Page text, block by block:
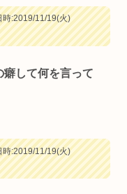
:2019/11/19(火)
して何を言って
:2019/11/19(火)